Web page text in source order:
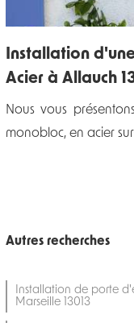
Installation
Acier à Allauch
Nous vous
monobloc, en acier
Autres recherches
Installation de porte
Marseille 13013